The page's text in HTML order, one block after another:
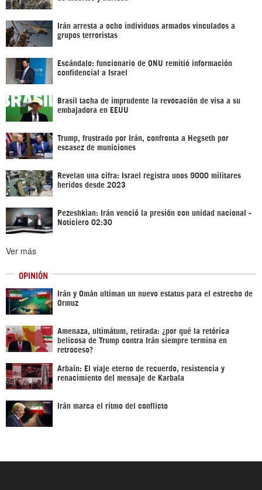
Irán arresta a ocho individuos armados vinculados a
grupos terroristas
Escándalo: funcionario de ONU remitió información
confidencial a Israel
Brasil tacha de imprudente la revocación de visa a su
embajadora en EEUU
Trump, frustrado por Irán, confronta a Hegseth por
escasez de municiones
Revelan una cifra: Israel registra unos 9000 militares
heridos desde 2023
Pezeshkian: Irán venció la presión con unidad nacional -
Noticiero 02:30
Ver más
OPINIÓN
Irán y Omán ultiman un nuevo estatus para el estrecho de
Ormuz
Amenaza, ultimátum, retirada: ¿por qué la retórica
belicosa de Trump contra Irán siempre termina en
retroceso?
Arbaín: El viaje eterno de recuerdo, resistencia y
renacimiento del mensaje de Karbala
Irán marca el ritmo del conflicto